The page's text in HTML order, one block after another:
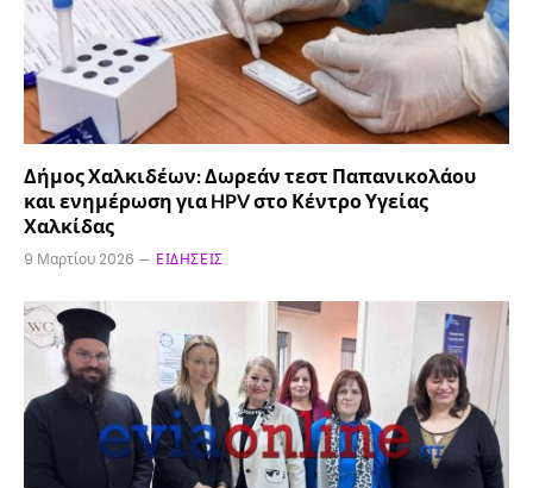
Δήμος Χαλκιδέων: Δωρεάν τεστ Παπανικολάου
και ενημέρωση για HPV στο Κέντρο Υγείας
Χαλκίδας
9 Μαρτίου 2026 ΕΙΔΉΣΕΙΣ